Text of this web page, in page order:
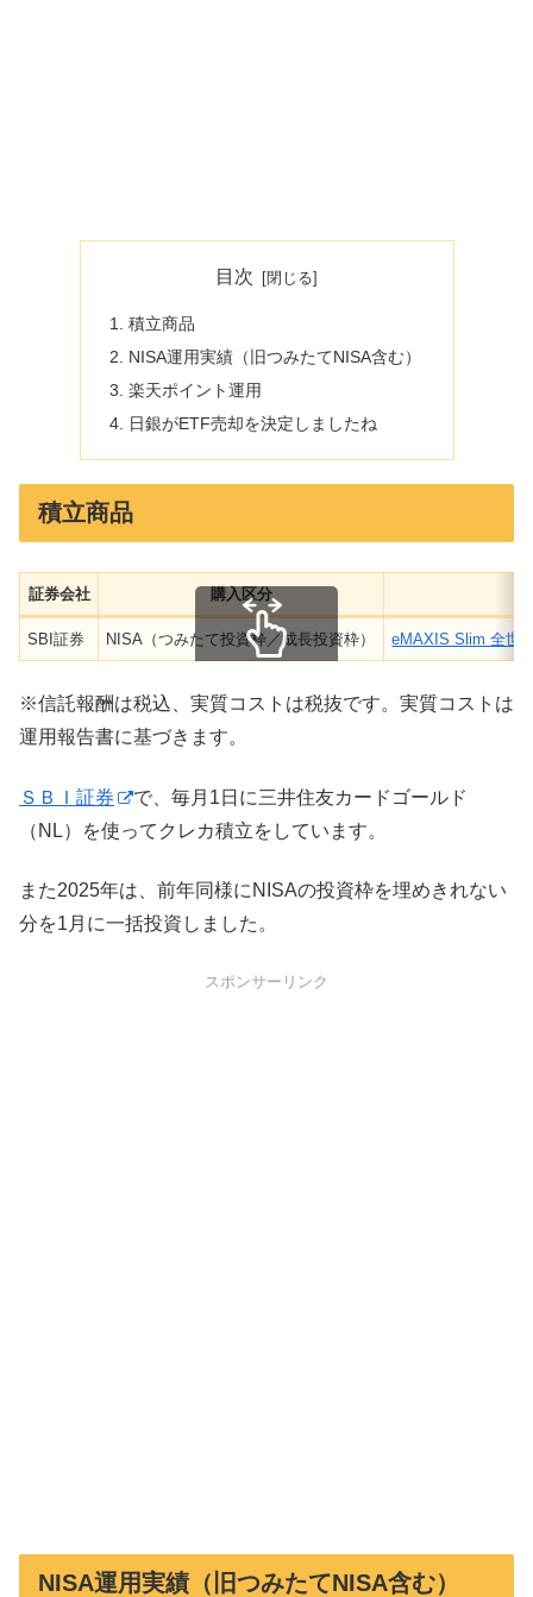
目次
積立商品
NISA運用実績（旧つみたてNISA含む）
楽天ポイント運用
日銀がETF売却を決定しましたね
積立商品
証券会社 購入区分
SBI証券 NISA（つみたて投資枠／成長投資枠） eMAXIS Slim 全世
※信託報酬は税込、実質コストは税抜です。実質コストは
運用報告書に基づきます。
ＳＢＩ証券
で、毎月1日に三井住友カードゴールド
（NL）を使ってクレカ積立をしています。
また2025年は、前年同様にNISAの投資枠を埋めきれない
分を1月に一括投資しました。
スポンサーリンク
NISA運用実績（旧つみたてNISA含む）